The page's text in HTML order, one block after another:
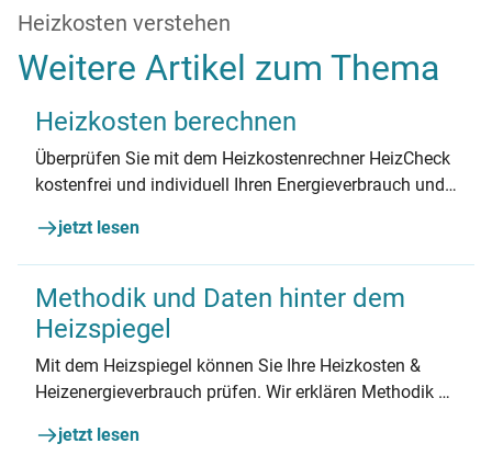
Heizkosten verstehen
Weitere Artikel zum Thema
Heizkosten berechnen
Überprüfen Sie mit dem Heizkostenrechner HeizCheck
kostenfrei und individuell Ihren Energieverbrauch und
können.
jetzt lesen
Methodik und Daten hinter dem
Heizspiegel
Mit dem Heizspiegel können Sie Ihre Heizkosten &
Heizenergieverbrauch prüfen. Wir erklären Methodik &
jetzt lesen